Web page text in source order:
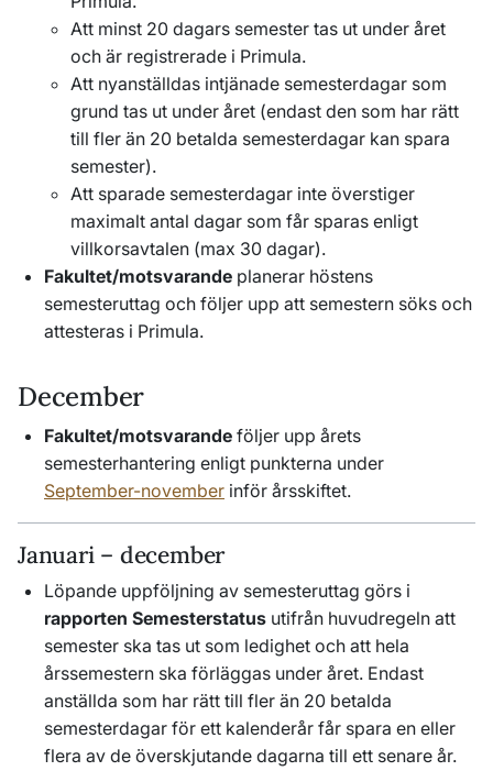
Att minst 20 dagars semester tas ut under året
och är registrerade i Primula.
Att nyanställdas intjänade semesterdagar som
grund tas ut under året (endast den som har rätt
till fler än 20 betalda semesterdagar kan spara
semester).
Att sparade semesterdagar inte överstiger
maximalt antal dagar som får sparas enligt
villkorsavtalen (max 30 dagar).
Fakultet/motsvarande planerar höstens
semesteruttag och följer upp att semestern söks och
attesteras i Primula.
December
Fakultet/motsvarande följer upp årets
semesterhantering enligt punkterna under
September-november inför årsskiftet.
Januari – december
Löpande uppföljning av semesteruttag görs i
rapporten Semesterstatus utifrån huvudregeln att
semester ska tas ut som ledighet och att hela
årssemestern ska förläggas under året. Endast
anställda som har rätt till fler än 20 betalda
semesterdagar för ett kalenderår får spara en eller
flera av de överskjutande dagarna till ett senare år.